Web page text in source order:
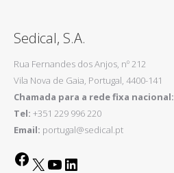
Sedical, S.A.
Rua Fernandes dos Anjos, nº 212
Vila Nova de Gaia, Portugal, 4400-141
Chamada para a rede fixa nacional:
Tel: +351 229 996 220
Email: portugal@sedical.pt
Facebook
X YouTube